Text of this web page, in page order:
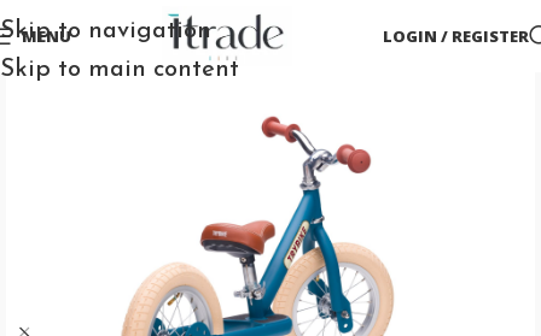
Skip to navigation
Skip to main content
MENU LOGIN / REGISTER